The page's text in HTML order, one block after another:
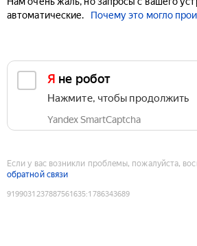
автоматические.
Почему это могло
Я не робот
Нажмите, чтобы продолжить
Yandex SmartCaptcha
Если у вас возникли проблемы, пожалуйста,
обратной связи
9199031237887561635:1786343689